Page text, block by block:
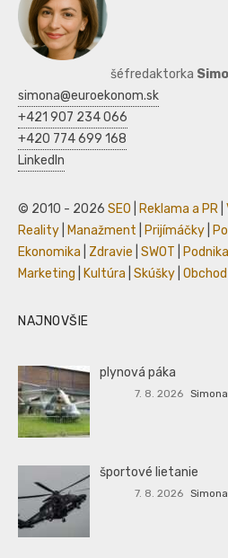
šéfredaktorka
simona@euroekonom.sk
+421 907 234 066
+420 774 699 168
LinkedIn
© 2010 - 2026 SEO Reklama a PR
Reality
Manažment Prijímáčky
Ekonomika
Zdravie SWOT
Marketing
Kultúra Skúšky Obchod
NAJNOVŠIE
plynová páka
7. 8. 2026
športové lietanie
7. 8. 2026